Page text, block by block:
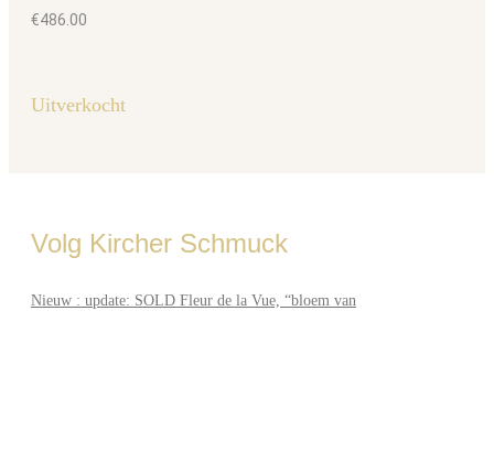
€486.00
Uitverkocht
Volg Kircher Schmuck
Nieuw : update: SOLD Fleur de la Vue, “bloem van